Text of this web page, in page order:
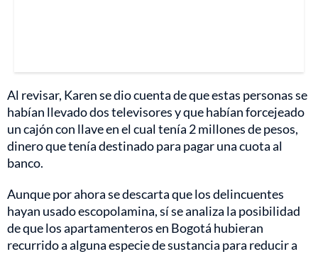
Al revisar, Karen se dio cuenta de que estas personas se
habían llevado dos televisores y que habían forcejeado
un cajón con llave en el cual tenía 2 millones de pesos,
dinero que tenía destinado para pagar una cuota al
banco.
Aunque por ahora se descarta que los delincuentes
hayan usado escopolamina, sí se analiza la posibilidad
de que los apartamenteros en Bogotá hubieran
recurrido a alguna especie de sustancia para reducir a